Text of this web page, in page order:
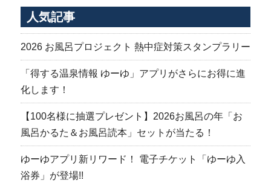
人気記事
2026 お風呂プロジェクト 熱中症対策スタンプラリー
「得する温泉情報 ゆーゆ」アプリがさらにお得に進
化します！
【100名様に抽選プレゼント】2026お風呂の年「お
風呂かるた＆お風呂読本」セットが当たる！
ゆーゆアプリ新リワード！ 電子チケット「ゆーゆ入
浴券」が登場!!